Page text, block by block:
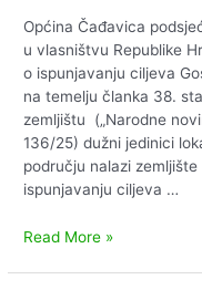
Općina Čađavica
u vlasništvu Republike
o ispunjavanju ciljeva
na temelju članka 38.
zemljištu („Narodne
136/25) dužni jedinici
području nalazi
ispunjavanju ciljeva …
Obavijest
Read More »